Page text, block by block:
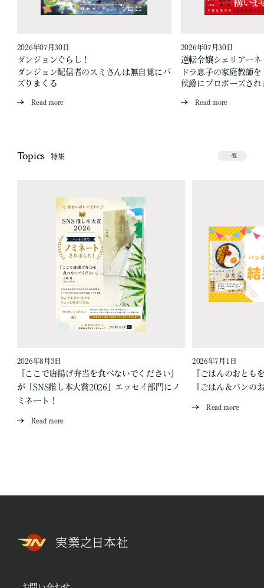
2026年07月30日
ダンジョンぐらし！
ダンジョン配信者のスミさんは無自覚にバ
ズりまくる
Read more
2026年07月30日
逆転令嬢シェリアーネ
ドラ息子の家庭教師
侯爵にプロポーズされ
Read more
Topics 特集 一覧
2026年8月3日
『ここで唐揚げ弁当を食べないでください』
が「SNS推し本大賞2026」エッセイ部門にノ
ミネート！
Read more
2026年7月1日
『ごはんのおとも
「ごはん＆パンの
Read more